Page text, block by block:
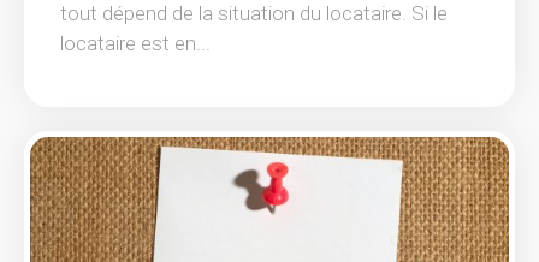
tout dépend de la situation du locataire. Si le
locataire est en...